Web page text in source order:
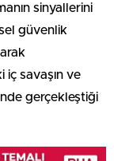
sinyallerini
güvenlik
iç savaşın ve
gerçekleştiği